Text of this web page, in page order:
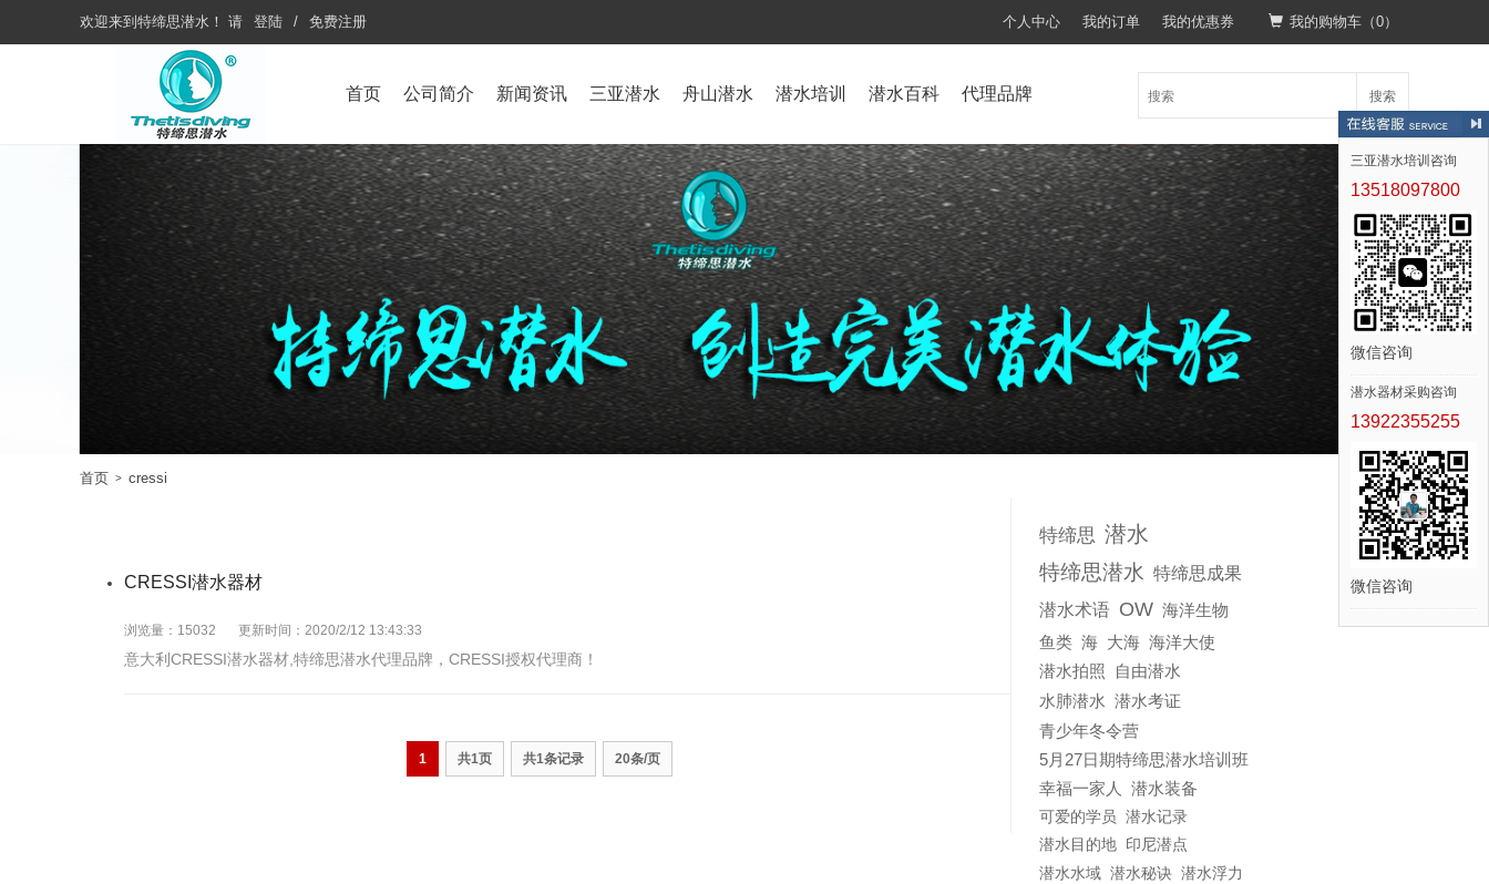
个人中心 我的订单 我的优惠券
欢迎来到 特缔思潜水 ！ 请 登陆 / 免费注册 我的购物车（0）
首页 公司简介 新闻资讯 三亚潜水 舟山潜水 潜水培训 潜水百科 代理品牌 搜索
首页 > cressi
CRESSI潜水器材
浏览量：15032 更新时间：2020/2/12 13:43:33
意大利CRESSI潜水器材,特缔思潜水代理品牌，CRESSI授权代理商！
1 共1页 共1条记录 20条/页
特缔思 潜水
特缔思潜水 特缔思成果
潜水术语 OW 海洋生物
鱼类 海 大海 海洋大使
潜水拍照
自由潜水
水肺潜水 潜水考证
青少年冬令营
5月27日期特缔思潜水培训班
幸福一家人
潜水装备
可爱的学员 潜水记录
潜水目的地 印尼潜点
潜水水域 潜水秘诀 潜水浮力
三亚潜水培训咨询
13518097800
微信咨询
潜水器材采购咨询
13922355255
微信咨询